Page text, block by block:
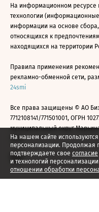
На нашем сайте
персонализации. Продолжая
подтверждаете свое согласие
и технологий
отношении обработки
На информационном ресурсе
технологии
информации на основе
относящихся к
находящихся на территории
Правила применения
рекламно-обменной сети,
24smi
Все права защищены © АО
7712108141/771501001, ОГРН
муниципальный округ
2026